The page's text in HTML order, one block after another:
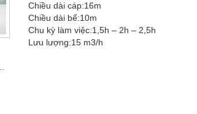
Chiều dài cáp:16m
Chiều dài bể:10m
Chu kỳ làm việc:1,5h – 2h – 2,5h
Lưu lượng:15 m3/h